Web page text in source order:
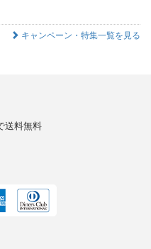
キャンペーン・特集一覧を見る
送料無料